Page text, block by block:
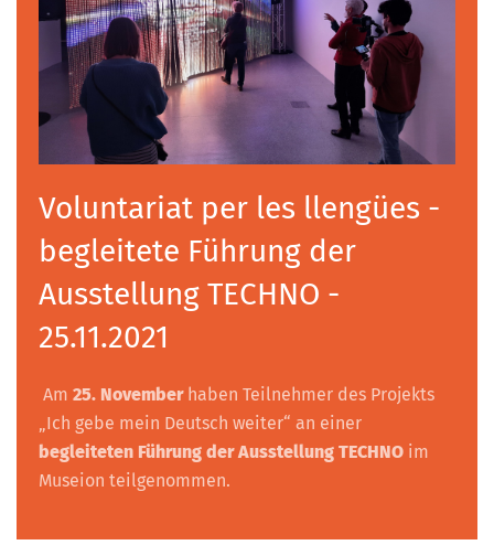
Voluntariat per les llengües -
begleitete Führung der
Ausstellung TECHNO -
25.11.2021
Am 25. Novemberhaben Teilnehmer des Projekts
„Ich gebe mein Deutsch weiter“ an einer
begleiteten Führung der Ausstellung TECHNO im
Museion teilgenommen.